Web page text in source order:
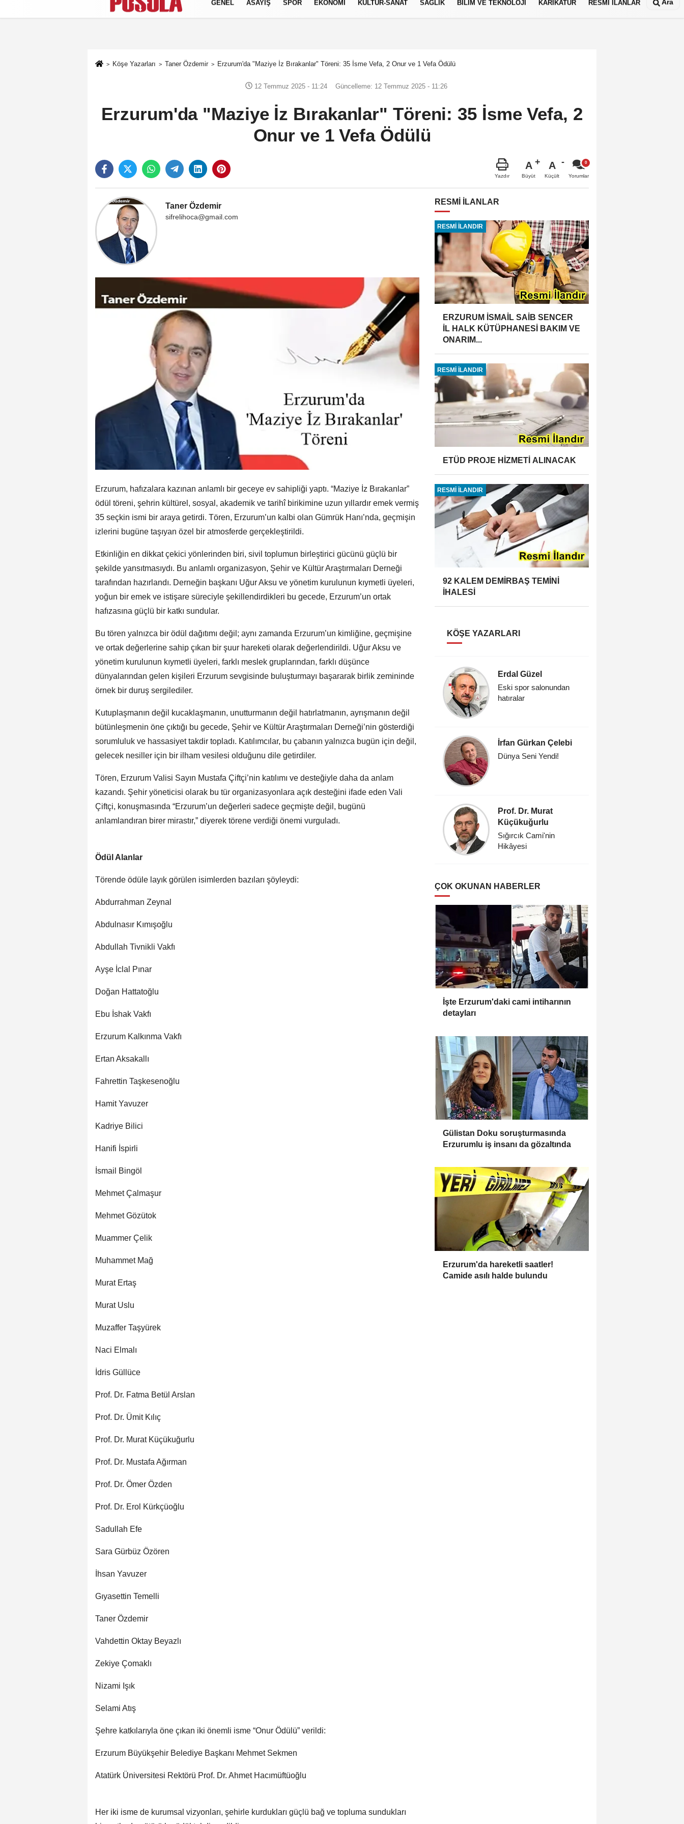
Künye İletişim Gizlilik Politikası
GENEL ASAYİŞ SPOR EKONOMİ KÜLTÜR-SANAT SAĞLIK BİLİM VE TEKNOLOJİ KARİKATÜR RESMİ İLANLAR Ara
Köşe Yazarları Taner Özdemir Erzurum'da "Maziye İz Bırakanlar" Töreni: 35 İsme Vefa, 2 Onur ve 1 Vefa Ödülü
12 Temmuz 2025 - 11:24 Güncelleme: 12 Temmuz 2025 - 11:26
Erzurum'da "Maziye İz Bırakanlar" Töreni: 35 İsme Vefa, 2
Onur ve 1 Vefa Ödülü
Yazdır
A
Büyüt
A
Küçült Yorumlar
Taner Özdemir
sifrelihoca@gmail.com
Erzurum, hafızalara kazınan anlamlı bir geceye ev sahipliği yaptı. “Maziye İz Bırakanlar”
ödül töreni, şehrin kültürel, sosyal, akademik ve tarihî birikimine uzun yıllardır emek vermiş
35 seçkin ismi bir araya getirdi. Tören, Erzurum’un kalbi olan Gümrük Hanı’nda, geçmişin
izlerini bugüne taşıyan özel bir atmosferde gerçekleştirildi.
Etkinliğin en dikkat çekici yönlerinden biri, sivil toplumun birleştirici gücünü güçlü bir
şekilde yansıtmasıydı. Bu anlamlı organizasyon, Şehir ve Kültür Araştırmaları Derneği
tarafından hazırlandı. Derneğin başkanı Uğur Aksu ve yönetim kurulunun kıymetli üyeleri,
yoğun bir emek ve istişare süreciyle şekillendirdikleri bu gecede, Erzurum’un ortak
hafızasına güçlü bir katkı sundular.
Bu tören yalnızca bir ödül dağıtımı değil; aynı zamanda Erzurum’un kimliğine, geçmişine
ve ortak değerlerine sahip çıkan bir şuur hareketi olarak değerlendirildi. Uğur Aksu ve
yönetim kurulunun kıymetli üyeleri, farklı meslek gruplarından, farklı düşünce
dünyalarından gelen kişileri Erzurum sevgisinde buluşturmayı başararak birlik zemininde
örnek bir duruş sergilediler.
Kutuplaşmanın değil kucaklaşmanın, unutturmanın değil hatırlatmanın, ayrışmanın değil
bütünleşmenin öne çıktığı bu gecede, Şehir ve Kültür Araştırmaları Derneği’nin gösterdiği
sorumluluk ve hassasiyet takdir topladı. Katılımcılar, bu çabanın yalnızca bugün için değil,
gelecek nesiller için bir ilham vesilesi olduğunu dile getirdiler.
Tören, Erzurum Valisi Sayın Mustafa Çiftçi’nin katılımı ve desteğiyle daha da anlam
kazandı. Şehir yöneticisi olarak bu tür organizasyonlara açık desteğini ifade eden Vali
Çiftçi, konuşmasında “Erzurum’un değerleri sadece geçmişte değil, bugünü
anlamlandıran birer mirastır,” diyerek törene verdiği önemi vurguladı.
Ödül Alanlar
Törende ödüle layık görülen isimlerden bazıları şöyleydi:
Abdurrahman Zeynal
Abdulnasır Kımışoğlu
Abdullah Tivnikli Vakfı
Ayşe İclal Pınar
Doğan Hattatoğlu
Ebu İshak Vakfı
Erzurum Kalkınma Vakfı
Ertan Aksakallı
Fahrettin Taşkesenoğlu
Hamit Yavuzer
Kadriye Bilici
Hanifi İspirli
İsmail Bingöl
Mehmet Çalmaşur
Mehmet Gözütok
Muammer Çelik
Muhammet Mağ
Murat Ertaş
Murat Uslu
Muzaffer Taşyürek
Naci Elmalı
İdris Güllüce
Prof. Dr. Fatma Betül Arslan
Prof. Dr. Ümit Kılıç
Prof. Dr. Murat Küçükuğurlu
Prof. Dr. Mustafa Ağırman
Prof. Dr. Ömer Özden
Prof. Dr. Erol Kürkçüoğlu
Sadullah Efe
Sara Gürbüz Özören
İhsan Yavuzer
Gıyasettin Temelli
Taner Özdemir
Vahdettin Oktay Beyazlı
Zekiye Çomaklı
Nizami Işık
Selami Atış
Şehre katkılarıyla öne çıkan iki önemli isme “Onur Ödülü” verildi:
Erzurum Büyükşehir Belediye Başkanı Mehmet Sekmen
Atatürk Üniversitesi Rektörü Prof. Dr. Ahmet Hacımüftüoğlu
Her iki isme de kurumsal vizyonları, şehirle kurdukları güçlü bağ ve topluma sundukları
RESMİ İLANLAR
RESMİ İLANDIR
ERZURUM İSMAİL SAİB SENCER
İL HALK KÜTÜPHANESİ BAKIM VE
ONARIM...
RESMİ İLANDIR
ETÜD PROJE HİZMETİ ALINACAK
RESMİ İLANDIR
92 KALEM DEMİRBAŞ TEMİNİ
İHALESİ
KÖŞE YAZARLARI
Taner Özdemir
Erdal Güzel
Eski spor salonundan
hatıralar
İrfan Gürkan Çelebi
Dünya Seni Yendi!
Prof. Dr. Murat
Küçükuğurlu
Sığırcık Cami'nin
Hikâyesi
ÇOK OKUNAN HABERLER
İşte Erzurum'daki cami intiharının
detayları
Gülistan Doku soruşturmasında
Erzurumlu iş insanı da gözaltında
Erzurum'da hareketli saatler!
Camide asılı halde bulundu